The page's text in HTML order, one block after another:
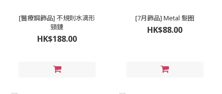
[醫療鋼飾品] 不規則水滴形
頸鏈
HK$188.00
[7月飾品] Metal 髮圈
HK$88.00